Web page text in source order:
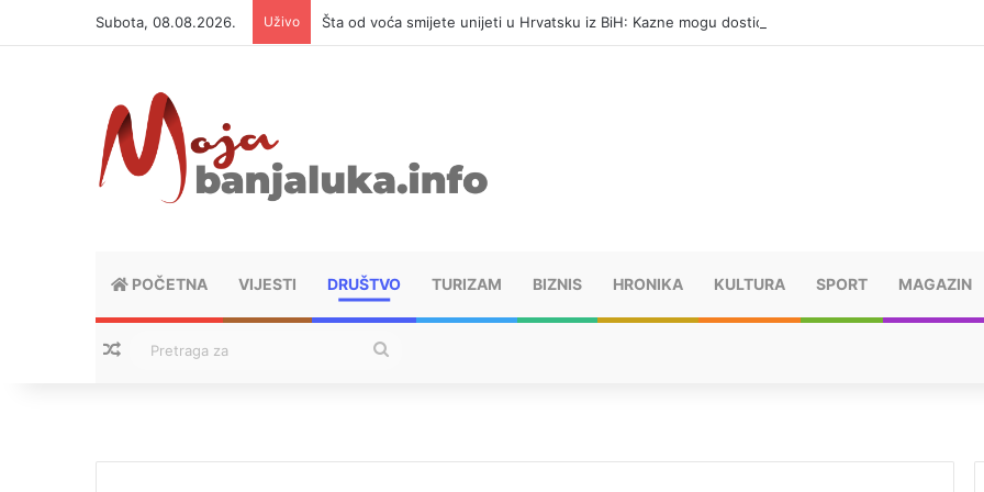
Subota, 08.08.2026. Uživo Šta od voća smijete unijeti u Hrvatsku iz BiH: Kazne mogu dostići 13.260 evra
POČETNA VIJESTI DRUŠTVO TURIZAM BIZNIS HRONIKA KULTURA SPORT MAGAZIN
Nasumični tekstovi